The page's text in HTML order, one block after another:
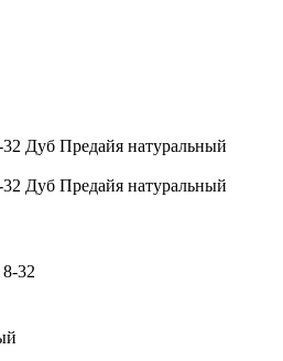
Дуб Предайя натуральный
Дуб Предайя натуральный
32